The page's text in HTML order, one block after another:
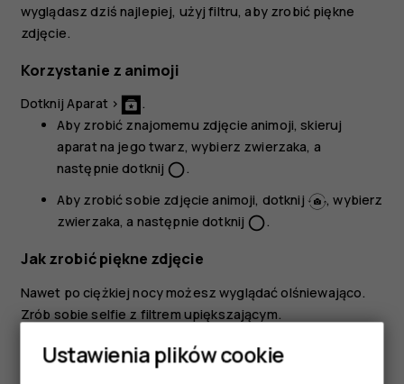
obsługi
wyglądasz dziś najlepiej, użyj filtru, aby zrobić piękne
zdjęcie.
Korzystanie z animoji
DotknijAparat >
.
Aby zrobić znajomemu zdjęcie animoji, skieruj
aparat na jego twarz, wybierz zwierzaka, a
następnie dotknij panorama_fish_eye.
Aby zrobić sobie zdjęcie animoji, dotknij
, wybierz
zwierzaka, a następnie dotknij panorama_fish_eye.
Jak zrobić piękne zdjęcie
Nawet po ciężkiej nocy możesz wyglądać olśniewająco.
Zrób sobie selfie z filtrem upiększającym.
Dotknij
Aparat
.
Ustawienia plików cookie